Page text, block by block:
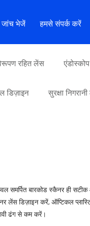
जांच भेजें हमसे संपर्क करें
रहित लेंस
डिज़ाइन सुरक्षा
केवल समर्पित बारकोड स्कैनर ही
लेंस डिज़ाइन करें, ऑप्टिकल
ढंग से कम करें।